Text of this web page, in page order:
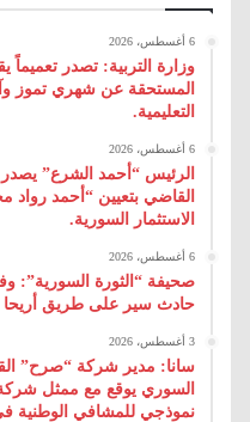
6 أغسطس، 2026
وزارة التربية: تصدر
المستحقة عن شهري تموز
التعليمية.
6 أغسطس، 2026
‌القاضي بتعيين “أحمد رواد
‌الاستثمار السورية.
6 أغسطس، 2026
صحيفة “الثورة السورية”:
حادث سير على طريق أريحا
3 أغسطس، 2026
سانا: مدير شركة “صرح”
السوري يوقع مع ممثل شركة
نموذجي للمشافي الوطنية